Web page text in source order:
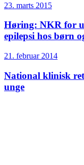
23. marts 2015
Høring: NKR for
epilepsi hos børn
21. februar 2014
National klinisk
unge